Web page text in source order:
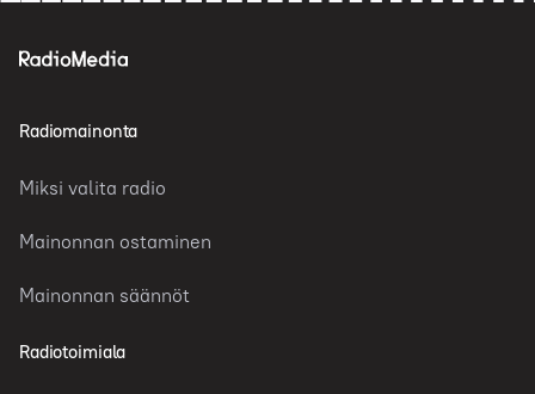
Radiomainonta
Miksi valita radio
Mainonnan ostaminen
Mainonnan säännöt
Radiotoimiala